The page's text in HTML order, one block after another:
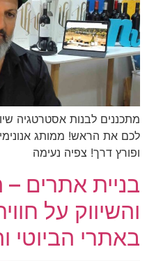
מתכננים לבנות אסטרטגיה
לכם את הראש! ממותג
ופורץ דרך! צפיה נעימה
בניית אתרים
והשיווק על
באתרי הביוטי